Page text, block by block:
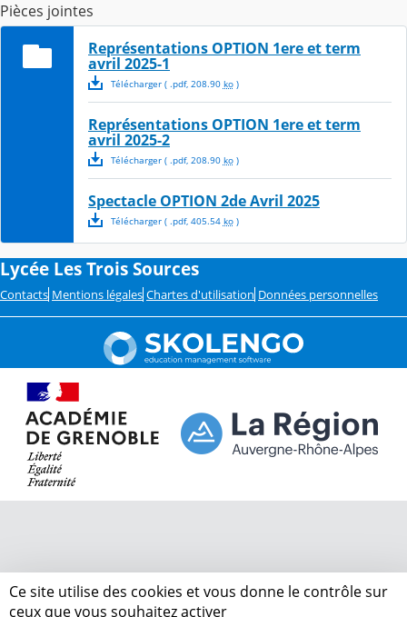
Pièces jointes
Représentations OPTION 1ere et term
avril 2025-1
Télécharger( .pdf, 208.90 ko)
Représentations OPTION 1ere et term
avril 2025-2
Télécharger( .pdf, 208.90 ko)
Spectacle OPTION 2de Avril 2025
Télécharger( .pdf, 405.54 ko)
Lycée Les Trois Sources
Contacts Mentions légales Chartes d'utilisation Données personnelles
Ce site utilise des cookies et vous donne le contrôle sur
ceux que vous souhaitez activer